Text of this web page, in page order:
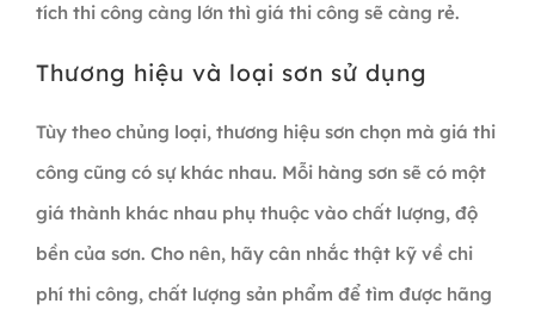
tích thi công càng lớn thì giá thi công sẽ càng rẻ.
Thương hiệu và loại sơn sử dụng
Tùy theo chủng loại, thương hiệu sơn chọn mà giá thi
công cũng có sự khác nhau. Mỗi hàng sơn sẽ có một
giá thành khác nhau phụ thuộc vào chất lượng, độ
bền của sơn. Cho nên, hãy cân nhắc thật kỹ về chi
phí thi công, chất lượng sản phẩm để tìm được hãng